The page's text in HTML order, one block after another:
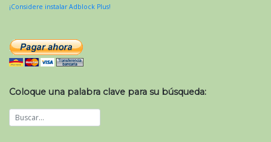
¡Considere instalar Adblock Plus!
Coloque una palabra clave para su búsqueda: